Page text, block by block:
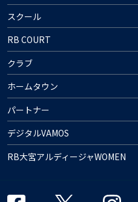
スクール
RB COURT
クラブ
ホームタウン
パートナー
デジタルVAMOS
RB大宮アルディージャWOMEN